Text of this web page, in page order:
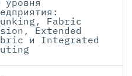
уровня
Fabric
Extended
и Integrated